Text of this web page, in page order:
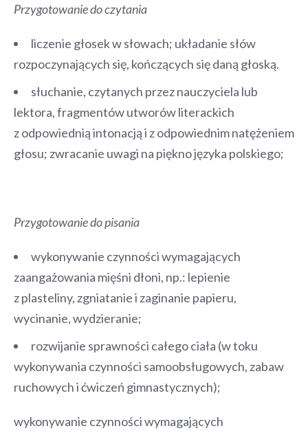
Przygotowanie do czytania
liczenie głosek w słowach; układanie słów
rozpoczynających się, kończących się daną głoską.
słuchanie, czytanych przez nauczyciela lub
lektora, fragmentów utworów literackich
z odpowiednią intonacją i z odpowiednim natężeniem
głosu; zwracanie uwagi na piękno języka polskiego;
Przygotowanie do pisania
wykonywanie czynności wymagających
zaangażowania mięśni dłoni, np.: lepienie
z plasteliny, zgniatanie i zaginanie papieru,
wycinanie, wydzieranie;
rozwijanie sprawności całego ciała (w toku
wykonywania czynności samoobsługowych, zabaw
ruchowych i ćwiczeń gimnastycznych);
wykonywanie czynności wymagających